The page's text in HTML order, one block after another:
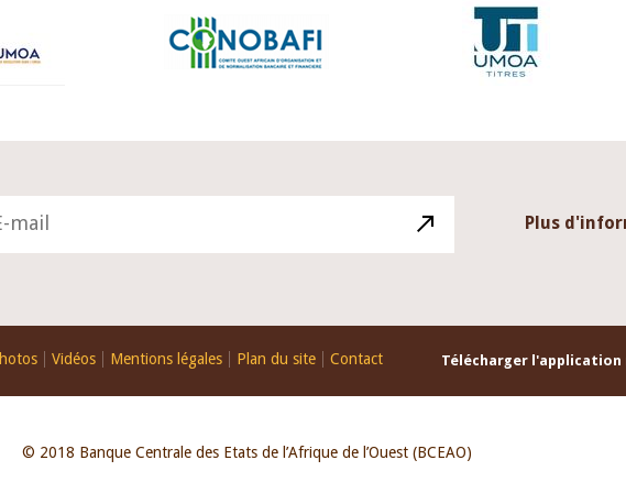
Plus
Vidéos Mentions légales Plan du site Contact Télécharger l'application
© 2018 Banque Centrale des Etats de l’Afrique de l’Ouest (BCEAO)